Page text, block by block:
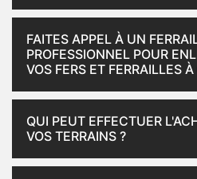
FAITES APPEL À UN
PROFESSIONNEL POUR
VOS FERS ET FERRAILLES
QUI PEUT EFFECTUER
VOS TERRAINS ?